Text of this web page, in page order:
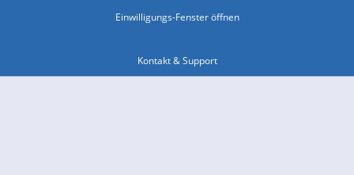
Einwilligungs-Fenster öffnen
Kontakt & Support